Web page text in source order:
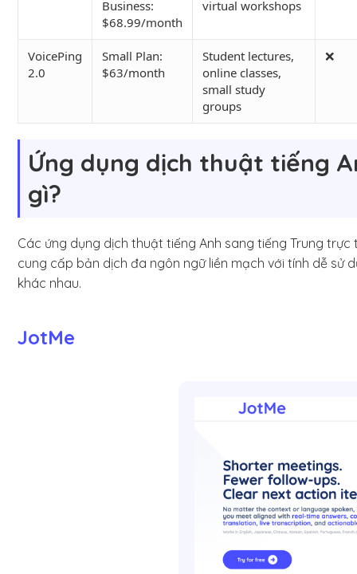
Business:
$68.99/month
virtual workshops
VoicePing
2.0
Small Plan:
$63/month
Student lectures,
online classes,
small study
groups
❌
Ứng dụng dịch thuật tiếng
gì?
Các ứng dụng dịch thuật tiếng Anh sang tiếng Trung
cung cấp bản dịch đa ngôn ngữ liền mạch với tính dễ sử
khác nhau.
JotMe